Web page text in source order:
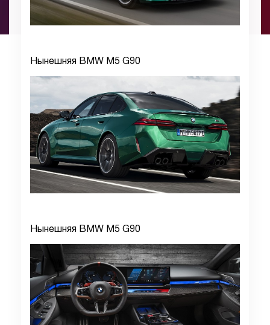
Нынешняя BMW M5 G90
Нынешняя BMW M5 G90